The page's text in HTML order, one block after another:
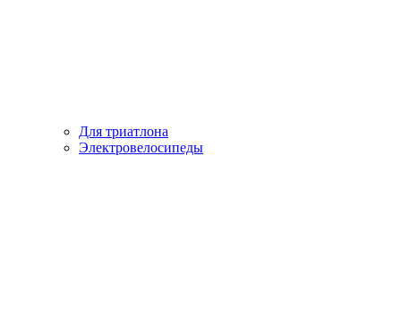
Для триатлона
Электровелосипеды